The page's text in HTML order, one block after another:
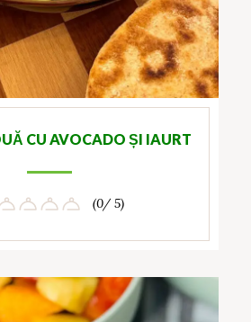
CU AVOCADO ȘI IAURT
(0/ 5)